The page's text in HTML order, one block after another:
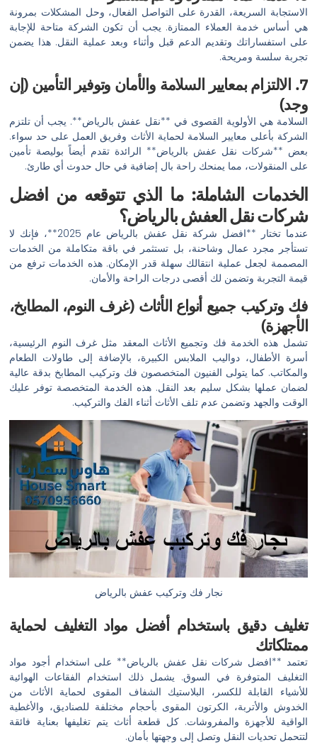
الاستجابة السريعة، القدرة على التواصل الفعال، وحل المشكلات بمرونة
هي أساس خدمة العملاء الممتازة. يجب أن تكون الشركة متاحة للإجابة
على استفساراتك وتقديم الدعم قبل وأثناء وبعد عملية النقل. هذا يضمن
تجربة سلسة ومريحة.
7. الالتزام بمعايير السلامة والأمان وتوفير التأمين (إن
وجد)
السلامة هي الأولوية القصوى في **نقل عفش بالرياض**. يجب أن تلتزم
الشركة بأعلى معايير السلامة لحماية الأثاث وفريق العمل على حد سواء.
بعض **شركات نقل عفش بالرياض** الرائدة تقدم أيضاً بوليصة تأمين
على المنقولات، مما يمنحك راحة بال إضافية في حال حدوث أي طارئ.
الخدمات الشاملة: ما الذي تتوقعه من افضل
شركات نقل العفش بالرياض؟
عندما تختار **افضل شركة نقل عفش بالرياض عام 2025**، فإنك لا
تستأجر مجرد عمال وشاحنة، بل تستثمر في باقة متكاملة من الخدمات
المصممة لجعل عملية انتقالك سهلة قدر الإمكان. هذه الخدمات ترفع من
قيمة التجربة وتضمن لك أقصى درجات الراحة والأمان.
فك وتركيب جميع أنواع الأثاث (غرف النوم، المطابخ،
الأجهزة)
تشمل هذه الخدمة فك وتجميع الأثاث المعقد مثل غرف النوم الرئيسية،
أسرة الأطفال، دواليب الملابس الكبيرة، بالإضافة إلى طاولات الطعام
والمكاتب. كما يتولى الفنيون المتخصصون فك وتركيب المطابخ بدقة عالية
لضمان عملها بشكل سليم بعد النقل. هذه الخدمة المتخصصة توفر عليك
الوقت والجهد وتضمن عدم تلف الأثاث أثناء الفك والتركيب.
نجار فك وتركيب عفش بالرياض
تغليف دقيق باستخدام أفضل مواد التغليف لحماية
ممتلكاتك
تعتمد **افضل شركات نقل عفش بالرياض** على استخدام أجود مواد
التغليف المتوفرة في السوق. يشمل ذلك استخدام الفقاعات الهوائية
للأشياء القابلة للكسر، البلاستيك الشفاف المقوى لحماية الأثاث من
الخدوش والأتربة، الكرتون المقوى بأحجام مختلفة للصناديق، والأغطية
الواقية للأجهزة والمفروشات. كل قطعة أثاث يتم تغليفها بعناية فائقة
لتتحمل تحديات النقل وتصل إلى وجهتها بأمان.